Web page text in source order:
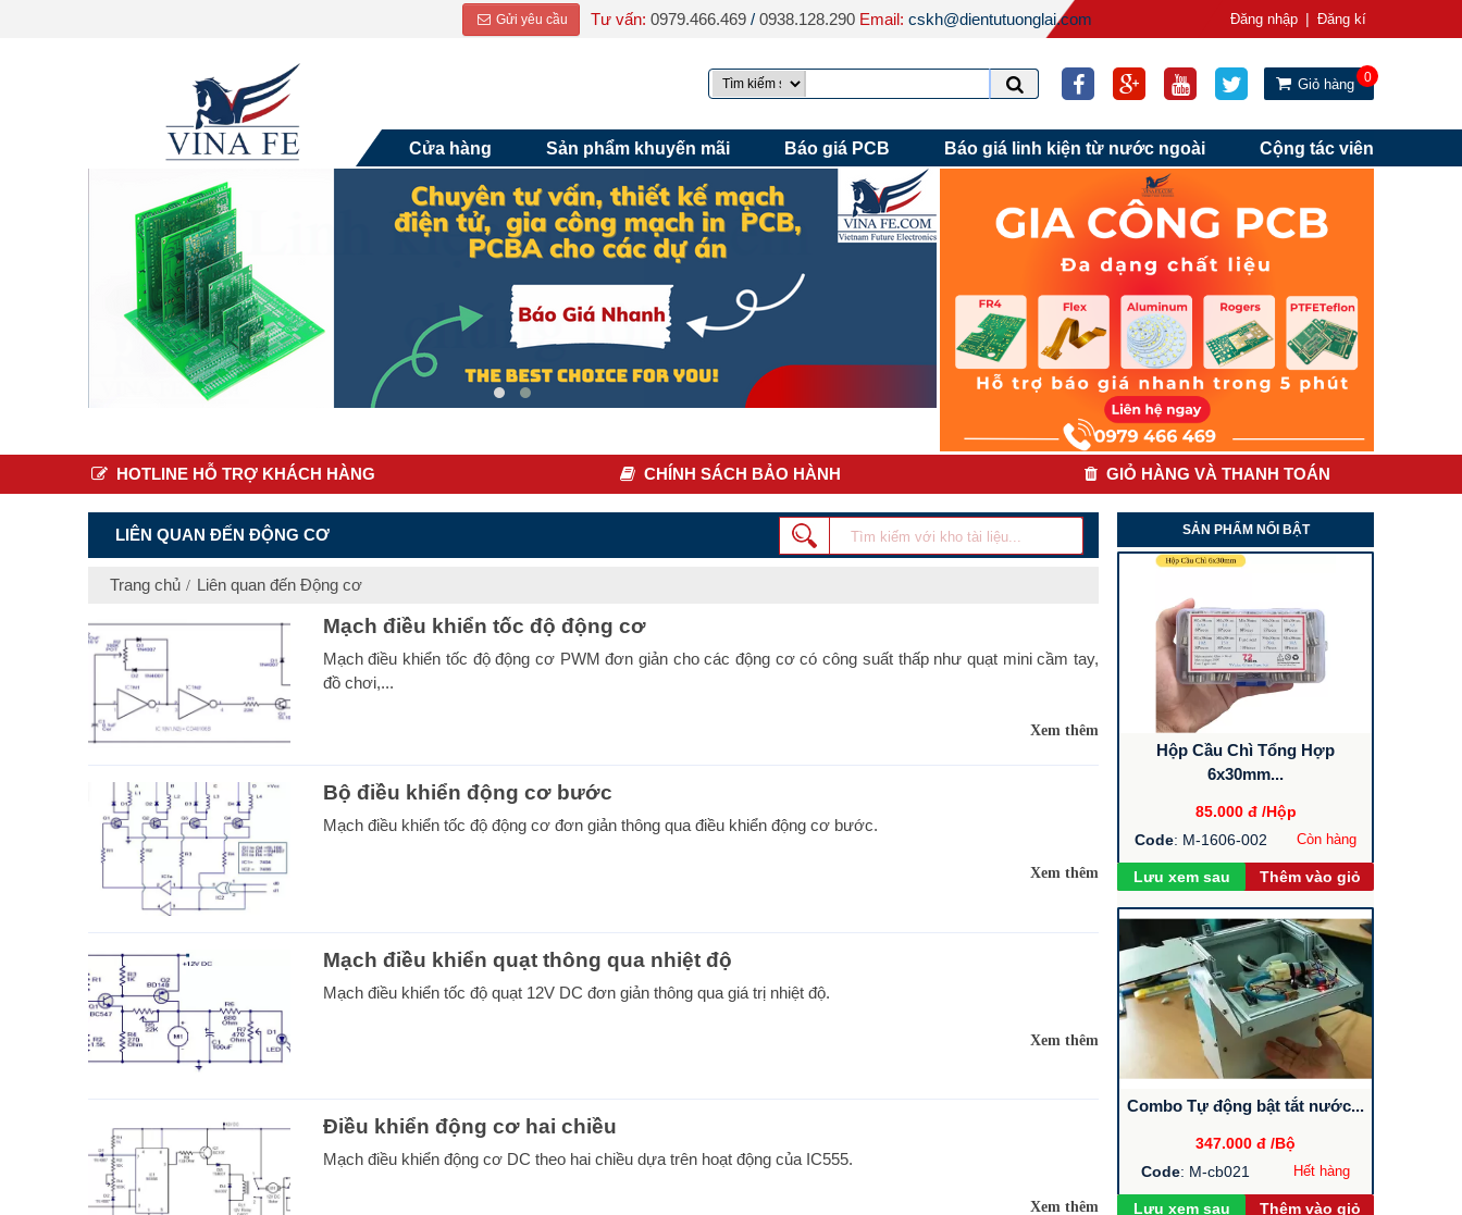
Gửi yêu cầu Tư vấn: 0979.466.469 / 0938.128.290 Email: cskh@dientutuonglai.com Đăng nhập | Đăng kí
Giỏ hàng 0
Cửa hàng Sản phẩm khuyến mãi Báo giá PCB Báo giá linh kiện từ nước ngoài Cộng tác viên
HOTLINE HỖ TRỢ KHÁCH HÀNG CHÍNH SÁCH BẢO HÀNH GIỎ HÀNG VÀ THANH TOÁN
LIÊN QUAN ĐẾN ĐỘNG CƠ
Trang chủ Liên quan đến Động cơ
Mạch điều khiển tốc độ động cơ
Mạch điều khiển tốc độ động cơ PWM đơn giản cho các động cơ có công suất thấp như quạt mini cầm tay,
đồ chơi,...
Xem thêm
Bộ điều khiển động cơ bước
Mạch điều khiển tốc độ động cơ đơn giản thông qua điều khiển động cơ bước.
Xem thêm
Mạch điều khiển quạt thông qua nhiệt độ
Mạch điều khiển tốc độ quạt 12V DC đơn giản thông qua giá trị nhiệt độ.
Xem thêm
Điều khiển động cơ hai chiều
Mạch điều khiển động cơ DC theo hai chiều dựa trên hoạt động của IC555.
Xem thêm
SẢN PHẨM NỔI BẬT
Hộp Cầu Chì Tổng Hợp
6x30mm...
85.000 đ/Hộp
Code: M-1606-002 Còn hàng
Lưu xem sau Thêm vào giỏ
Combo Tự động bật tắt nước...
347.000 đ /Bộ
Code: M-cb021 Hết hàng
Lưu xem sau Thêm vào giỏ